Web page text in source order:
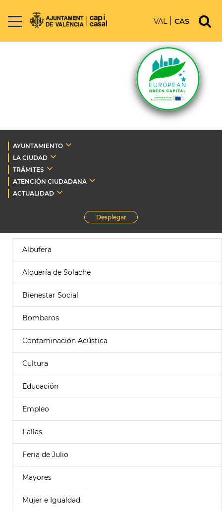
VAL CAS
AYUNTAMIENTO
LA CIUDAD
TRÁMITES
ATENCIÓN CIUDADANA
ACTUALIDAD
Desplegar
Albufera
Alquería de Solache
Bienestar Social
Bomberos
Contaminación Acústica
Cultura
Educación
Empleo
Fallas
Feria de Julio
Mayores
Mujer e Igualdad